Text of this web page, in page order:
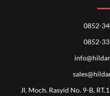
0852-
0852-
Jl. Moch. Rasyid No. 9-B,